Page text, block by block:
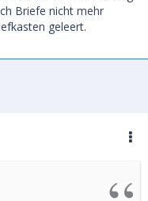
Briefe nicht mehr
geleert.